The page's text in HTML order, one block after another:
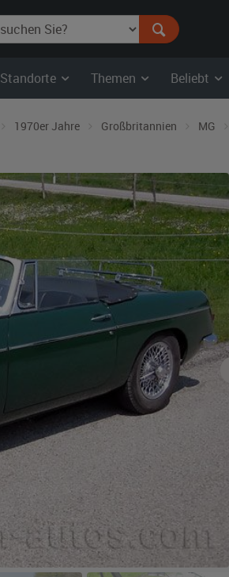
Standorte Themen Beliebt
1970er Jahre Großbritannien MG